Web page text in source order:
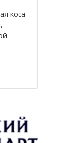
коса